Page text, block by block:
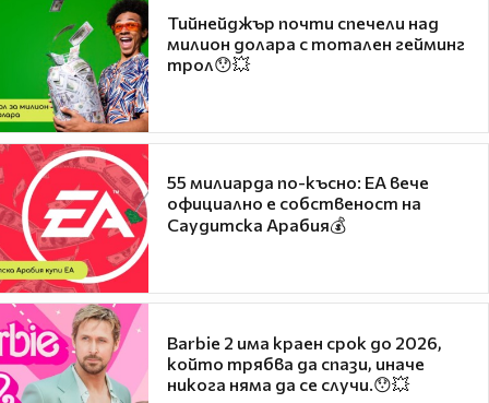
Тийнейджър почти спечели над
милион долара с тотален гейминг
трол😯💥
55 милиарда по-късно: EA вече
официално е собственост на
Саудитска Арабия💰
Barbie 2 има краен срок до 2026,
който трябва да спази, иначе
никога няма да се случи.😯💥